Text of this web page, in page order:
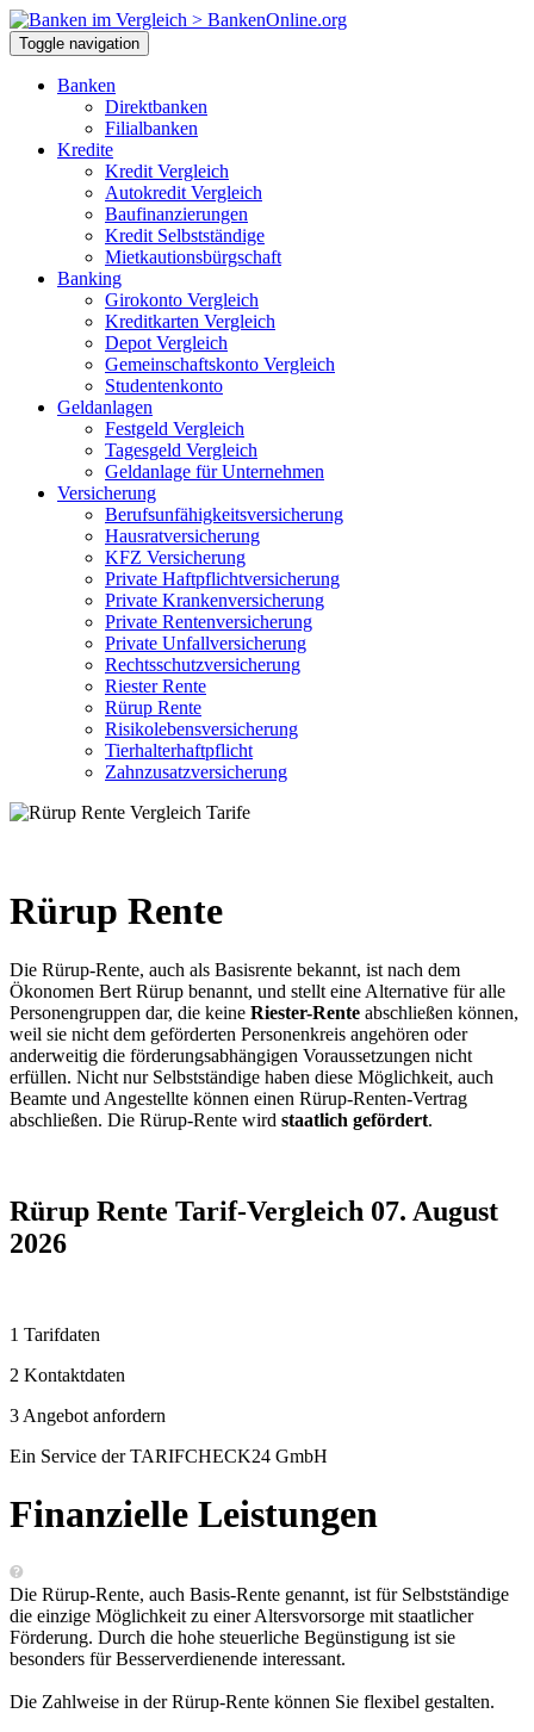
Toggle navigation
Banken
Direktbanken
Filialbanken
Kredite
Kredit Vergleich
Autokredit Vergleich
Baufinanzierungen
Kredit Selbstständige
Mietkautionsbürgschaft
Banking
Girokonto Vergleich
Kreditkarten Vergleich
Depot Vergleich
Gemeinschaftskonto Vergleich
Studentenkonto
Geldanlagen
Festgeld Vergleich
Tagesgeld Vergleich
Geldanlage für Unternehmen
Versicherung
Berufsunfähigkeitsversicherung
Hausratversicherung
KFZ Versicherung
Private Haftpflichtversicherung
Private Krankenversicherung
Private Rentenversicherung
Private Unfallversicherung
Rechtsschutzversicherung
Riester Rente
Rürup Rente
Risikolebensversicherung
Tierhalterhaftpflicht
Zahnzusatzversicherung
Rürup Rente
Die Rürup-Rente, auch als Basisrente bekannt, ist nach dem
Ökonomen Bert Rürup benannt, und stellt eine Alternative für alle
Personengruppen dar, die keine Riester-Rente abschließen können,
weil sie nicht dem geförderten Personenkreis angehören oder
anderweitig die förderungsabhängigen Voraussetzungen nicht
erfüllen. Nicht nur Selbstständige haben diese Möglichkeit, auch
Beamte und Angestellte können einen Rürup-Renten-Vertrag
abschließen. Die Rürup-Rente wird staatlich gefördert.
Rürup Rente Tarif-Vergleich 07. August
2026
1 Tarifdaten
2 Kontaktdaten
3 Angebot anfordern
Ein Service der TARIFCHECK24 GmbH
Finanzielle Leistungen
Die Rürup-Rente, auch Basis-Rente genannt, ist für Selbstständige
die einzige Möglichkeit zu einer Altersvorsorge mit staatlicher
Förderung. Durch die hohe steuerliche Begünstigung ist sie
besonders für Besserverdienende interessant.
Die Zahlweise in der Rürup-Rente können Sie flexibel gestalten.